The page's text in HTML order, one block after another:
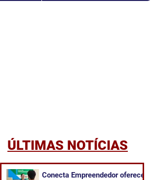
ÚLTIMAS NOTÍCIAS
Conecta Empreendedor oferece